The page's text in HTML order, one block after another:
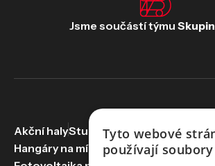
Jsme součástí týmu
Akční halyStudie proveditelnostiHaly
Hangáry na míru
Pronájem halServis
Tyto webové
používají